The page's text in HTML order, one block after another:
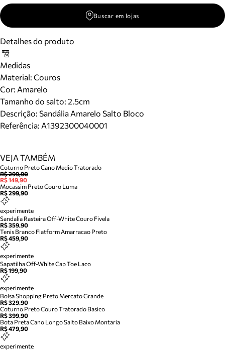
Buscar em lojas
Detalhes do produto
Medidas
Material: Couros
Cor: Amarelo
Tamanho do salto: 2.5cm
Descrição: Sandália Amarelo Salto Bloco
Referência: A1392300040001
VEJA TAMBÉM
Coturno Preto Cano Medio Tratorado
R$ 299,90
R$ 149,90
Mocassim Preto Couro Luma
R$ 299,90
experimente
Sandalia Rasteira Off-White Couro Fivela
R$ 359,90
Tenis Branco Flatform Amarracao Preto
R$ 459,90
experimente
Sapatilha Off-White Cap Toe Laco
R$ 199,90
experimente
Bolsa Shopping Preto Mercato Grande
R$ 329,90
Coturno Preto Couro Tratorado Basico
R$ 399,90
Bota Preta Cano Longo Salto Baixo Montaria
R$ 479,90
experimente